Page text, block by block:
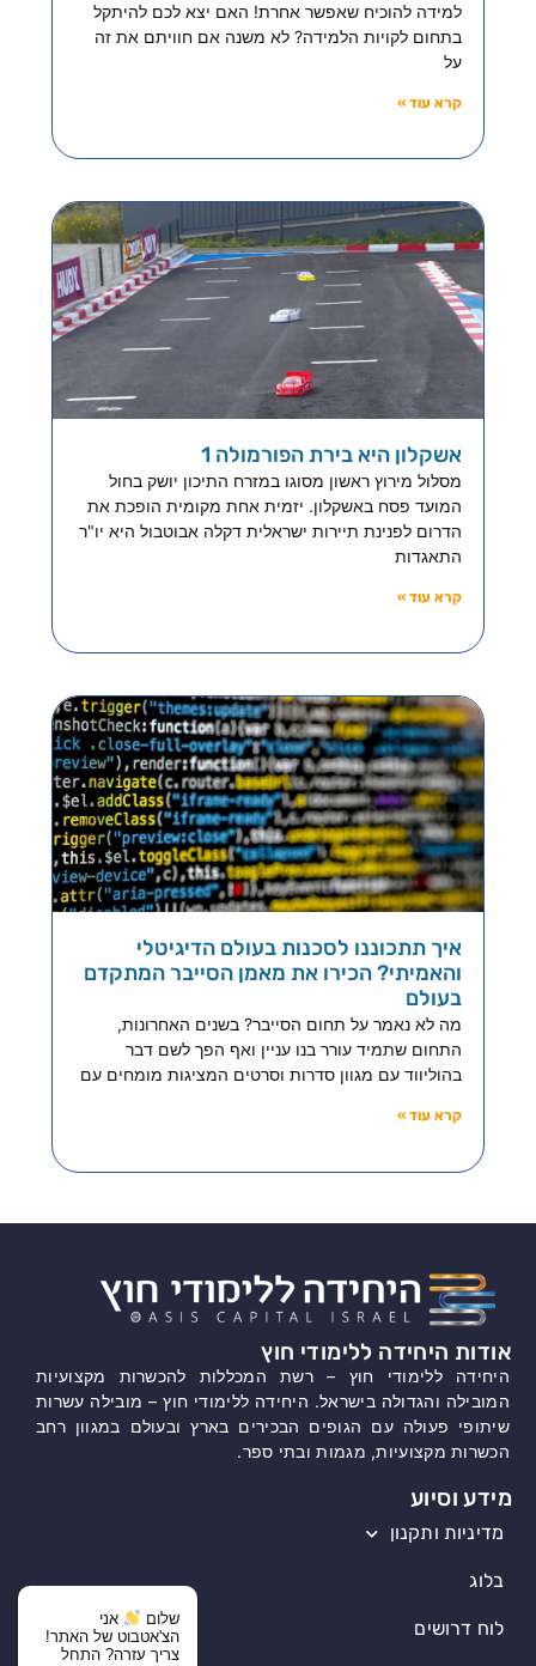
למידה להוכיח שאפשר אחרת! האם יצא לכם להיתקל
בתחום לקויות הלמידה? לא משנה אם חוויתם את זה
על
קרא עוד »
אשקלון היא בירת הפורמולה 1
מסלול מירוץ ראשון מסוגו במזרח התיכון יושק בחול
המועד פסח באשקלון. יזמית אחת מקומית הופכת את
הדרום לפנינת תיירות ישראלית דקלה אבוטבול היא יו"ר
התאגדות
קרא עוד »
איך תתכוננו לסכנות בעולם הדיגיטלי
והאמיתי? הכירו את מאמן הסייבר המתקדם
בעולם
מה לא נאמר על תחום הסייבר? בשנים האחרונות,
התחום שתמיד עורר בנו עניין ואף הפך לשם דבר
בהוליווד עם מגוון סדרות וסרטים המציגות מומחים עם
קרא עוד »
אודות היחידה ללימודי חוץ
היחידה ללימודי חוץ – רשת המכללות להכשרות מקצועיות
המובילה והגדולה בישראל. היחידה ללימודי חוץ – מובילה עשרות
שיתופי פעולה עם הגופים הבכירים בארץ ובעולם במגוון רחב
הכשרות מקצועיות, מגמות ובתי ספר.
מידע וסיוע
מדיניות ותקנון
בלוג
לוח דרושים שלום
אני
הצ'אטבוט של האתר!
צריך עזרה? התחל